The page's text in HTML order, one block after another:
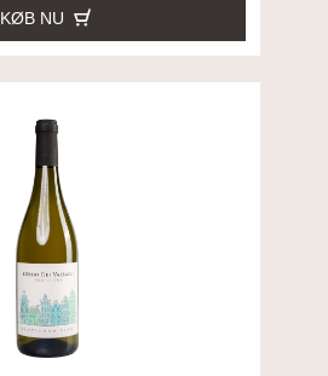
KØB NU